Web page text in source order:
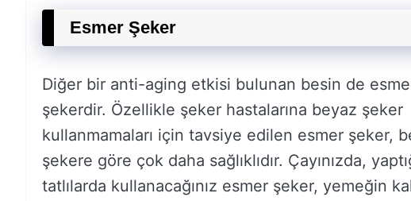
Esmer Şeker
Diğer bir anti-aging etkisi bulunan besin de
şekerdir. Özellikle şeker hastalarına beyaz şeker
kullanmamaları için tavsiye edilen esmer şeker,
şekere göre çok daha sağlıklıdır. Çayınızda,
tatlılarda kullanacağınız esmer şeker, yemeğin